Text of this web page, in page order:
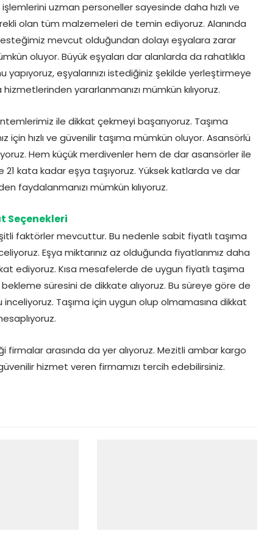
uzman personeller sayesinde daha hızlı ve
olan tüm malzemeleri de temin ediyoruz. Alanında
mevcut olduğundan dolayı eşyalara zarar
oluyor. Büyük eşyaları dar alanlarda da rahatlıkla
yapıyoruz, eşyalarınızı istediğiniz şekilde yerleştirmeye
yararlanmanızı mümkün kılıyoruz.
ile dikkat çekmeyi başarıyoruz. Taşıma
hızlı ve güvenilir taşıma mümkün oluyor. Asansörlü
Hem küçük merdivenler hem de dar asansörler ile
21 kata kadar eşya taşıyoruz. Yüksek katlarda ve dar
faydalanmanızı mümkün kılıyoruz.
Seçenekleri
faktörler mevcuttur. Bu nedenle sabit fiyatlı taşıma
Eşya miktarınız az olduğunda fiyatlarımız daha
ediyoruz. Kısa mesafelerde de uygun fiyatlı taşıma
süresini de dikkate alıyoruz. Bu süreye göre de
inceliyoruz. Taşıma için uygun olup olmamasına dikkat
arasında da yer alıyoruz. Mezitli ambar kargo
hizmet veren firmamızı tercih edebilirsiniz.